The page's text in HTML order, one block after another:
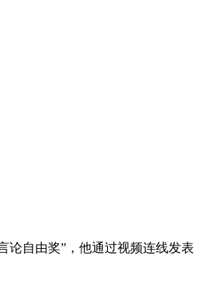
自由奖”，他通过视频连线发表